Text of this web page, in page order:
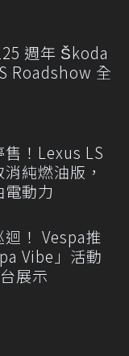
週年 Škoda
Roadshow 全
！Lexus LS
純燃油版，
電動力
！ Vespa推
Vibe」活動
展示